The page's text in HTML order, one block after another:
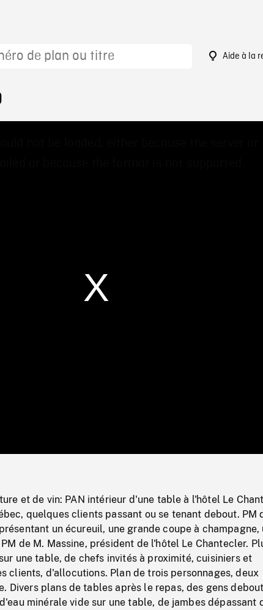
Aide à la
0%
et de vin: PAN intérieur d'une table à l'hôtel Le
quelques clients passant ou se tenant debout. PM
un écureuil, une grande coupe à champagne,
de M. Massine, président de l'hôtel Le Chantecler.
une table, de chefs invités à proximité, cuisiniers et
clients, d'allocutions. Plan de trois personnages, deux
Divers plans de tables après le repas, des gens
minérale vide sur une table, de jambes dépassant